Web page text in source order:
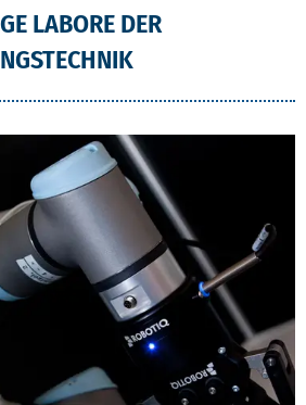
LABORE DER